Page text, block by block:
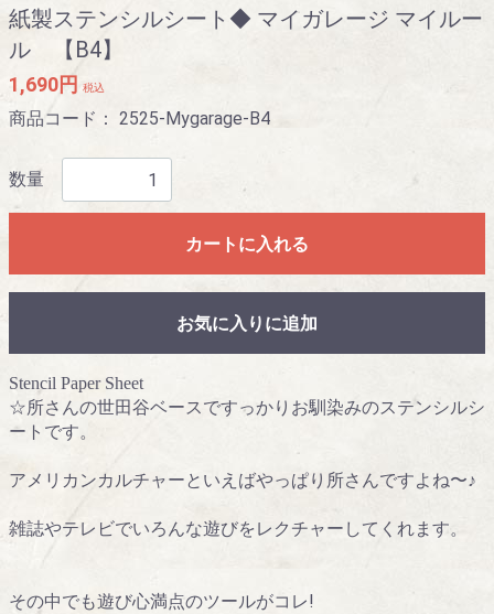
紙製ステンシルシート◆ マイガレージ マイルー
ル 【B4】
1,690円 税込
商品コード： 2525-Mygarage-B4
数量
カートに入れる
お気に入りに追加
Stencil Paper Sheet
☆所さんの世田谷ベースですっかりお馴染みのステンシルシ
ートです。
アメリカンカルチャーといえばやっぱり所さんですよね〜♪
雑誌やテレビでいろんな遊びをレクチャーしてくれます。
その中でも遊び心満点のツールがコレ!